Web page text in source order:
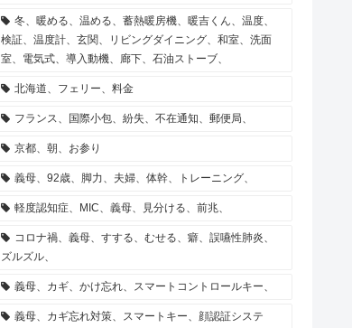
冬、暖める、温める、蓄熱暖房機、暖吉くん、温度、
検証、温度計、玄関、リビングダイニング、和室、洗面
室、電気式、導入動機、廊下、石油ストーブ、
北海道、フェリー、料金
フランス、国際小包、紛失、不在通知、郵便局、
京都、朝、お参り
義母、92歳、脚力、夫婦、体幹、トレーニング、
軽度認知症、MIC、義母、見分ける、前兆、
コロナ禍、義母、すする、むせる、癖、誤嚥性肺炎、
ズルズル、
義母、カギ、かけ忘れ、スマートコントロールキー、
義母、カギ忘れ対策、スマートキー、顔認証システ